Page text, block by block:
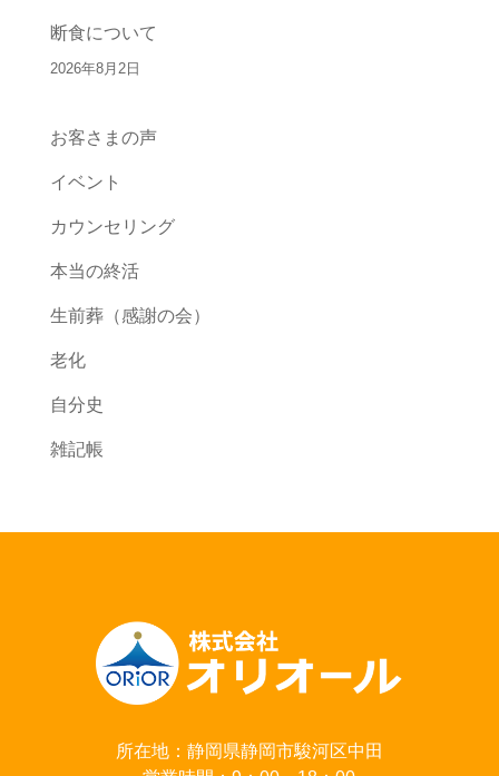
断食について
2026年8月2日
お客さまの声
イベント
カウンセリング
本当の終活
生前葬（感謝の会）
老化
自分史
雑記帳
所在地：静岡県静岡市駿河区中田